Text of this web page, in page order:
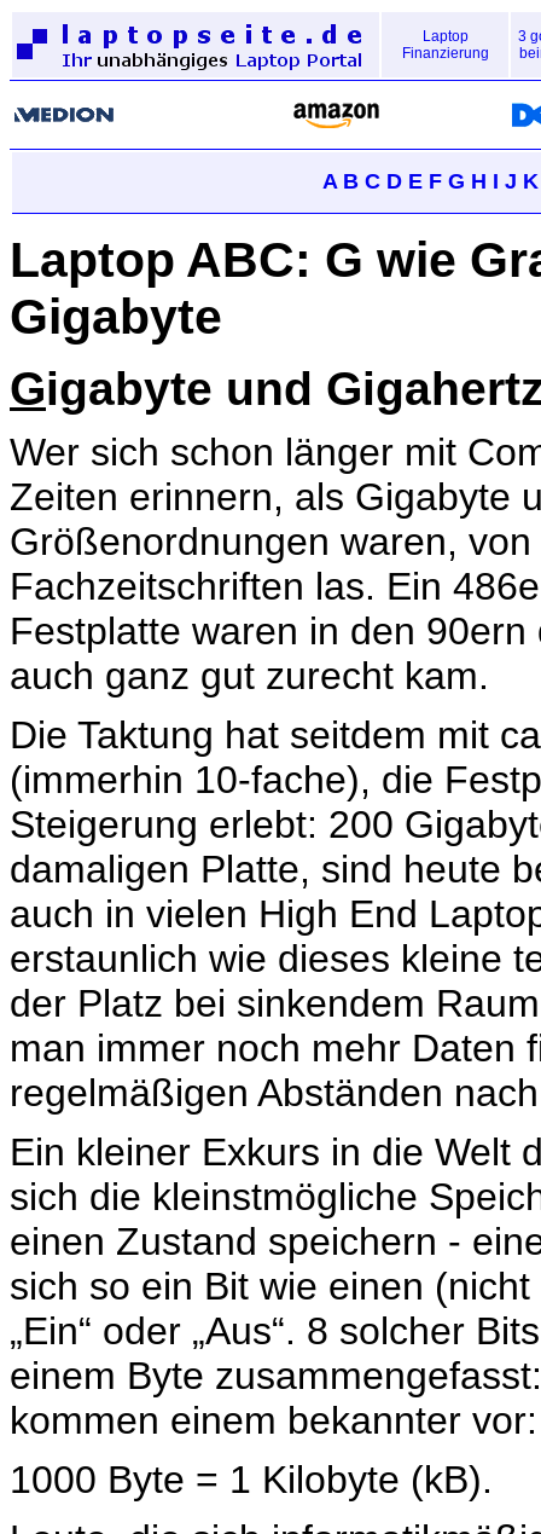
Laptop
Finanzierung
3
A B C D E F G H I J K
Laptop ABC: G wie
Gigabyte
Gigabyte und
Wer sich schon länger mit
Zeiten erinnern, als Gigabyte
Größenordnungen waren,
Fachzeitschriften las. Ein
Festplatte waren in den
auch ganz gut zurecht kam.
Die Taktung hat seitdem mit
(immerhin 10-fache), die
Steigerung erlebt: 200
damaligen Platte, sind heute
auch in vielen High End
erstaunlich wie dieses kleine
der Platz bei sinkendem
man immer noch mehr Daten
regelmäßigen Abständen
Ein kleiner Exkurs in die Welt
sich die kleinstmögliche
einen Zustand speichern -
sich so ein Bit wie einen
„Ein“ oder „Aus“. 8 solcher
einem Byte
kommen einem bekannter vor:
1000 Byte = 1 Kilobyte (kB).